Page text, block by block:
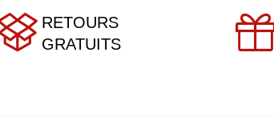
RETOURS
GRATUITS